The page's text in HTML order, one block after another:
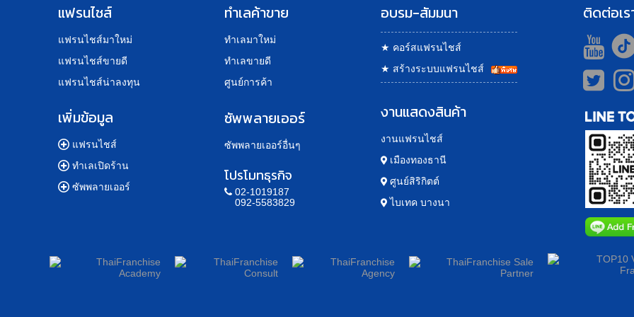
แฟรนไชส์
แฟรนไชส์มาใหม่
แฟรนไชส์ขายดี
แฟรนไชส์น่าลงทุน
เพิ่มข้อมูล
แฟรนไชส์
ทำเลเปิดร้าน
ซัพพลายเออร์
ทำเลค้าขาย
ทำเลมาใหม่
ทำเลขายดี
ศูนย์การค้า
ซัพพลายเออร์
ซัพพลายเออร์อื่นๆ
โปรโมทธุรกิจ
02-1019187
092-5583829
อบรม-สัมมนา
★ คอร์สแฟรนไชส์
★ สร้างระบบแฟรนไชส์
งานแสดงสินค้า
งานแฟรนไชส์
เมืองทองธานี
ศูนย์สิริกิตต์
ไบเทค บางนา
ติดต่อเร